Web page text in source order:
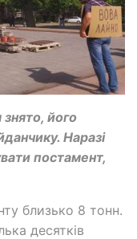
його
Наразі
постамент,
близько 8 тонн.
десятків